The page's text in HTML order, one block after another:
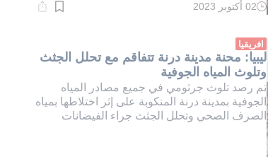
وقت
دقيقة.
02 أكتوبر 2023
افريقيا
ليبيا: محنة مدينة درنة تتفاقم مع تحلل الجثث
وتلوث المياه الجوفية
تم رصد تلوث جرثومي في جميع مصادر المياه
الجوفية بمدينة درنة المنكوبة على إثر اختلاطها بمياه
الصرف الصحي وتحلل الجثث جراء الفيضانات